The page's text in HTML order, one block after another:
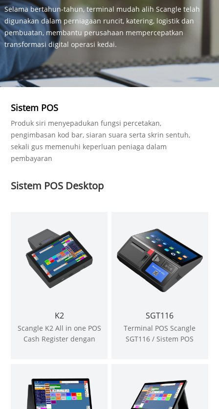
Selama bertahun-tahun, terminal mudah alih Scangle telah
digunakan dalam perniagaan runcit, katering, logistik dan
pembuatan, membantu perusahaan mempercepatkan
transformasi digital operasi kedai.
Sistem POS
Produk siri menyepadukan fungsi percetakan,
pengimbasan kod bar, siaran suara serta skrin sentuh,
sekali gus memenuhi keperluan peniaga dalam
pembayaran
Sistem POS Desktop
K2
Scangle K2 All in one POS
Cash Register dengan
SGT116
Terminal POS Scangle
SGT116 / Sistem POS
Windows atau Android